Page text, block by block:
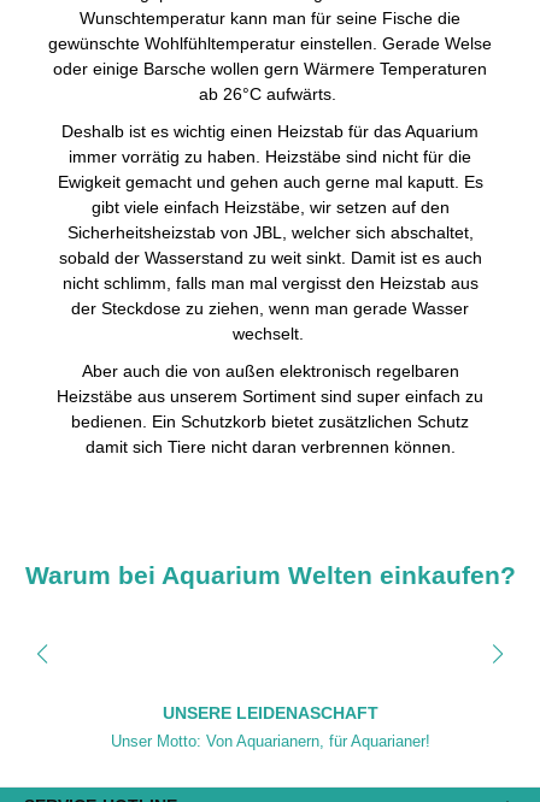
Wunschtemperatur kann man für seine Fische die
gewünschte Wohlfühltemperatur einstellen. Gerade Welse
oder einige Barsche wollen gern Wärmere Temperaturen
ab 26°C aufwärts.
Deshalb ist es wichtig einen Heizstab für das Aquarium
immer vorrätig zu haben. Heizstäbe sind nicht für die
Ewigkeit gemacht und gehen auch gerne mal kaputt. Es
gibt viele einfach Heizstäbe, wir setzen auf den
Sicherheitsheizstab von JBL, welcher sich abschaltet,
sobald der Wasserstand zu weit sinkt. Damit ist es auch
nicht schlimm, falls man mal vergisst den Heizstab aus
der Steckdose zu ziehen, wenn man gerade Wasser
wechselt.
Aber auch die von außen elektronisch regelbaren
Heizstäbe aus unserem Sortiment sind super einfach zu
bedienen. Ein Schutzkorb bietet zusätzlichen Schutz
damit sich Tiere nicht daran verbrennen können.
Warum bei Aquarium Welten einkaufen?
UNSERE LEIDENASCHAFT
Unser Motto: Von Aquarianern, für Aquarianer!